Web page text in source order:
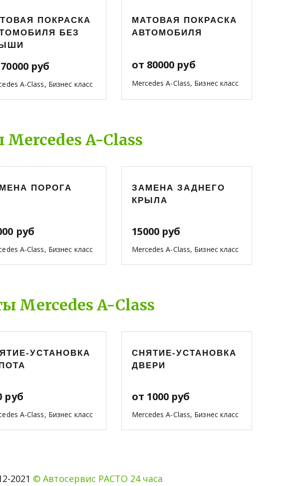
ПОКРАСКА
БЕЗ
руб
A-Class, Бизнес класс
МАТОВАЯ ПОКРАСКА
АВТОМОБИЛЯ
от 80000 руб
Mercedes A-Class, Бизнес класс
A-Class
ПОРОГА
руб
A-Class, Бизнес класс
ЗАМЕНА ЗАДНЕГО
КРЫЛА
15000 руб
Mercedes A-Class, Бизнес класс
Mercedes A-Class
УСТАНОВКА
руб
A-Class, Бизнес класс
СНЯТИЕ-УСТАНОВКА
ДВЕРИ
от 1000 руб
Mercedes A-Class, Бизнес класс
2021 © Автосервис РАСТО 24 часа